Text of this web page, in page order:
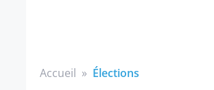
Accueil » Élections